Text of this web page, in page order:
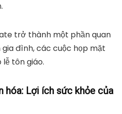
trở thành một phần quan
đình, các cuộc họp mặt
tôn giáo.
hóa: Lợi ích sức khỏe của